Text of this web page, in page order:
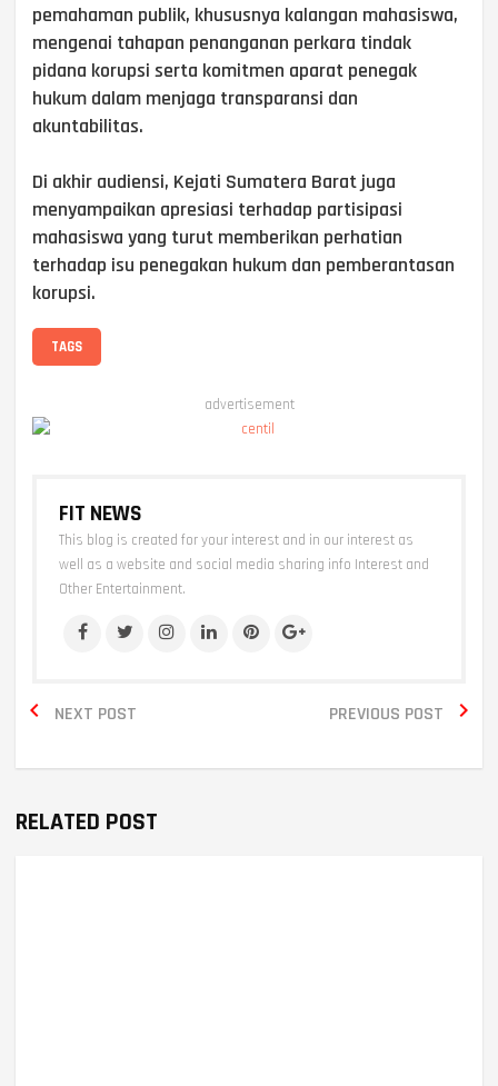
pemahaman publik, khususnya kalangan mahasiswa,
mengenai tahapan penanganan perkara tindak
pidana korupsi serta komitmen aparat penegak
hukum dalam menjaga transparansi dan
akuntabilitas.
Di akhir audiensi, Kejati Sumatera Barat juga
menyampaikan apresiasi terhadap partisipasi
mahasiswa yang turut memberikan perhatian
terhadap isu penegakan hukum dan pemberantasan
korupsi.
TAGS
advertisement
FIT NEWS
This blog is created for your interest and in our interest as
well as a website and social media sharing info Interest and
Other Entertainment.
NEXT POST
 PREVIOUS POST 
RELATED POST